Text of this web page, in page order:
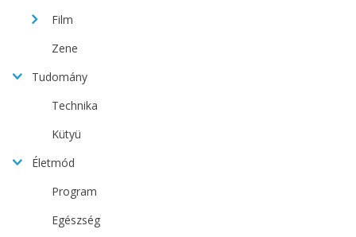
Film
Zene
Tudomány
Technika
Kütyü
Életmód
Program
Egészség